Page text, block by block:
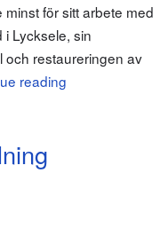
för sitt arbete med
Lycksele, sin
och restaureringen av
reading